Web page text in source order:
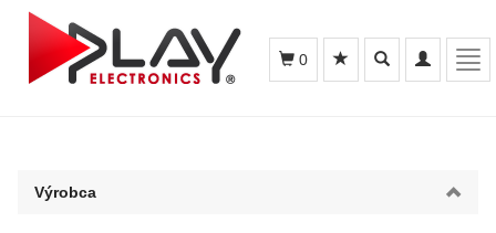
Toggle
navigation
Toggle
search
0
Výrobca